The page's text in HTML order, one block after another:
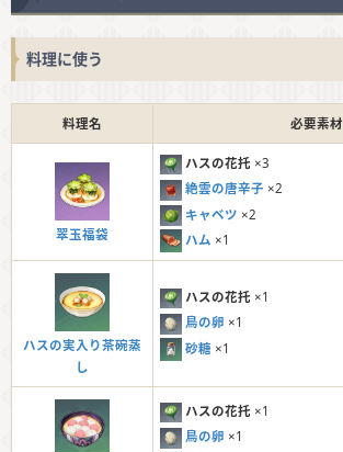
料理に使う
料理名 必要素材
翠玉福袋
ハスの花托 ×3
絶雲の唐辛子 ×2
キャベツ ×2
ハム ×1
ハスの実入り茶碗蒸
し
ハスの花托 ×1
鳥の卵 ×1
砂糖 ×1
ハスの花托 ×1
鳥の卵 ×1